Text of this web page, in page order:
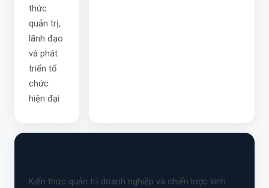
thức
quản trị,
lãnh đạo
và phát
triển tổ
chức
hiện đại
Kiến thức quản trị doanh nghiệp và chiến lược kinh